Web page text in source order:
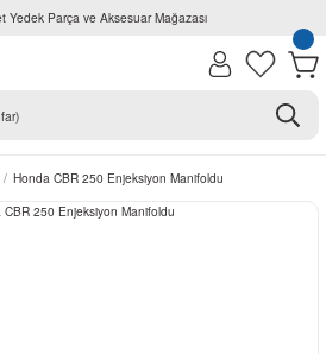
Yedek Parça ve Aksesuar Mağazası
Honda CBR 250 Enjeksiyon Manifoldu